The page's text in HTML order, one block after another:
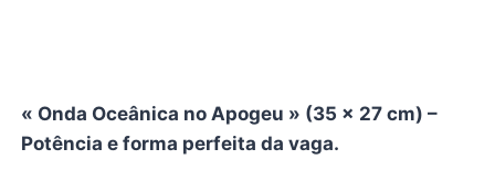
« Onda Oceânica no Apogeu » (35 x 27 cm) –
Potência e forma perfeita da vaga.